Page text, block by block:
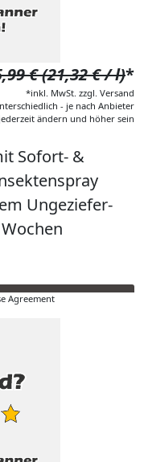
€ (21,32 € / l)*
*inkl. MwSt. zzgl. Versand
- je nach Anbieter
ändern und höher sein
Sofort- &
Ungeziefer-
Agreement